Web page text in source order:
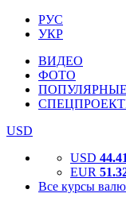
РУС
УКР
ВИДЕО
ФОТО
ПОПУЛЯРНЫЕ
USD
USD
EUR
Все курсы